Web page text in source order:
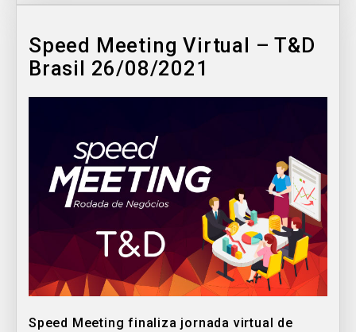
Speed Meeting Virtual – T&D
Brasil 26/08/2021
Speed Meeting finaliza jornada virtual de